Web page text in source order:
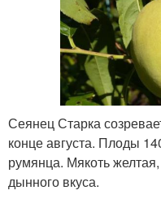
Сеянец Старка
конце августа. Плоды
румянца. Мякоть
дынного вкуса.